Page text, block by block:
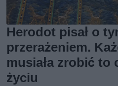
Herodot pisał o
przerażeniem.
musiała zrobić to
życiu